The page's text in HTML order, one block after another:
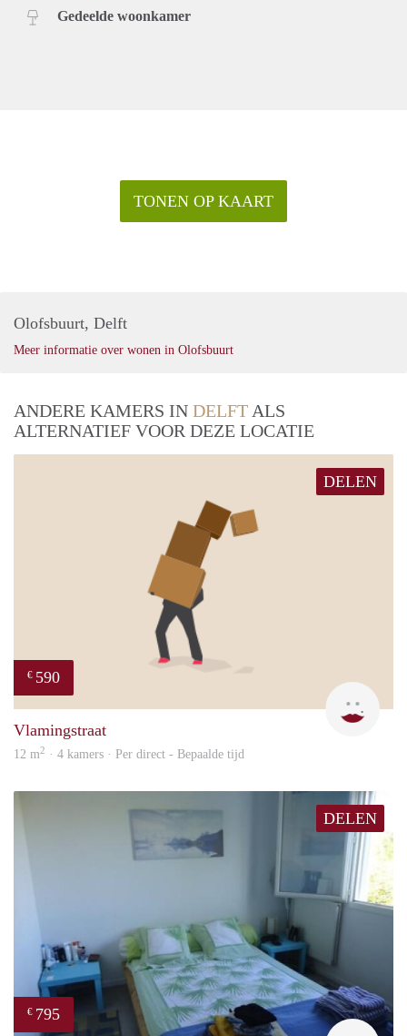
Gedeelde woonkamer
TONEN OP KAART
Olofsbuurt, Delft
Meer informatie over wonen in Olofsbuurt
ANDERE KAMERS IN DELFT ALS
ALTERNATIEF VOOR DEZE LOCATIE
DELEN
€ 590
Vlamingstraat
12 m2 · 4 kamers · Per direct - Bepaalde tijd
DELEN
€ 795